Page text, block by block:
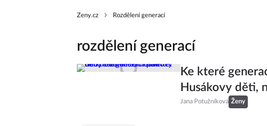
Zeny.cz Rozdělení generací
rozdělení generací
Ke které
Husákovy děti,
Jana Potužníková Ženy